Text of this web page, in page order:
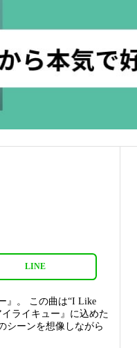
LINE
』。 この曲は“I Like
ライキュー』に込めた
シーンを想像しながら